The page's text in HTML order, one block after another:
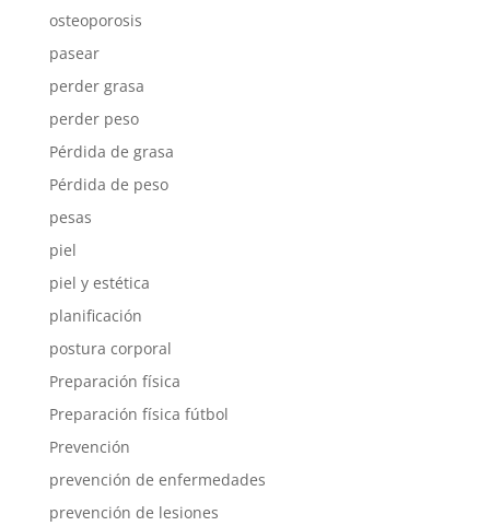
osteoporosis
pasear
perder grasa
perder peso
Pérdida de grasa
Pérdida de peso
pesas
piel
piel y estética
planificación
postura corporal
Preparación física
Preparación física fútbol
Prevención
prevención de enfermedades
prevención de lesiones